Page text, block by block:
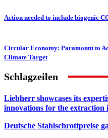
Action needed to include biogenic
Circular Economy: Paramount to
Climate Target
Schlagzeilen
Liebherr showcases its
innovations for the extraction
Deutsche Stahlschrottpreise